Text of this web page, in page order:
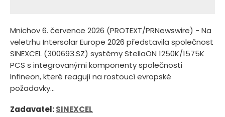
Mnichov 6. července 2026 (PROTEXT/PRNewswire) - Na
veletrhu Intersolar Europe 2026 představila společnost
SINEXCEL (300693.SZ) systémy StellaON 1250K/1575K
PCS s integrovanými komponenty společnosti
Infineon, které reagují na rostoucí evropské
požadavky...
Zadavatel:SINEXCEL